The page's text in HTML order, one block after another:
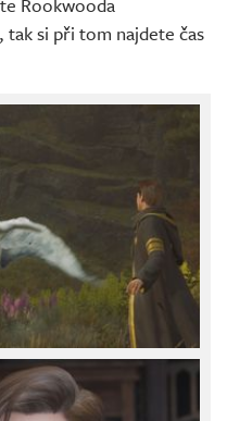
tak si při tom najdete čas